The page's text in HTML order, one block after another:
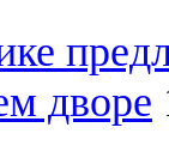
дворе